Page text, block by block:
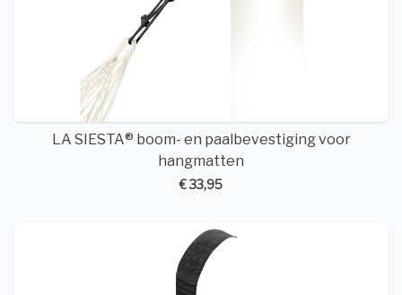
LA SIESTA® boom- en paalbevestiging voor
hangmatten
€ 33,95